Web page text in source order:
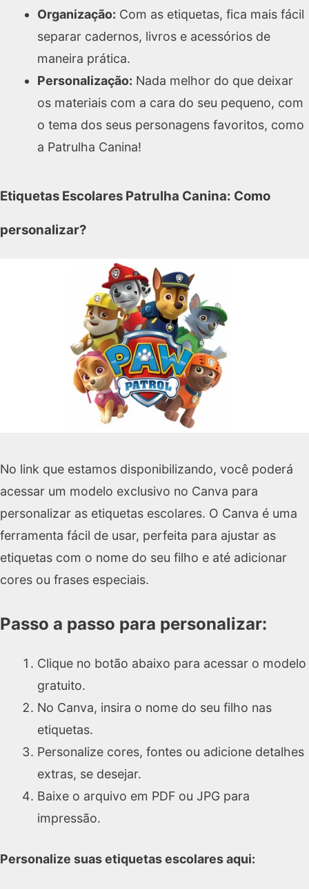
Organização: Com as etiquetas, fica mais fácil
separar cadernos, livros e acessórios de
maneira prática.
Personalização: Nada melhor do que deixar
os materiais com a cara do seu pequeno, com
o tema dos seus personagens favoritos, como
a Patrulha Canina!
Etiquetas Escolares Patrulha Canina: Como
personalizar?
No link que estamos disponibilizando, você poderá
acessar um modelo exclusivo no Canva para
personalizar as etiquetas escolares. O Canva é uma
ferramenta fácil de usar, perfeita para ajustar as
etiquetas com o nome do seu filho e até adicionar
cores ou frases especiais.
Passo a passo para personalizar:
Clique no botão abaixo para acessar o modelo
gratuito.
No Canva, insira o nome do seu filho nas
etiquetas.
Personalize cores, fontes ou adicione detalhes
extras, se desejar.
Baixe o arquivo em PDF ou JPG para
impressão.
Personalize suas etiquetas escolares aqui: